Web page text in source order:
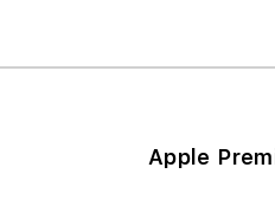
Apple